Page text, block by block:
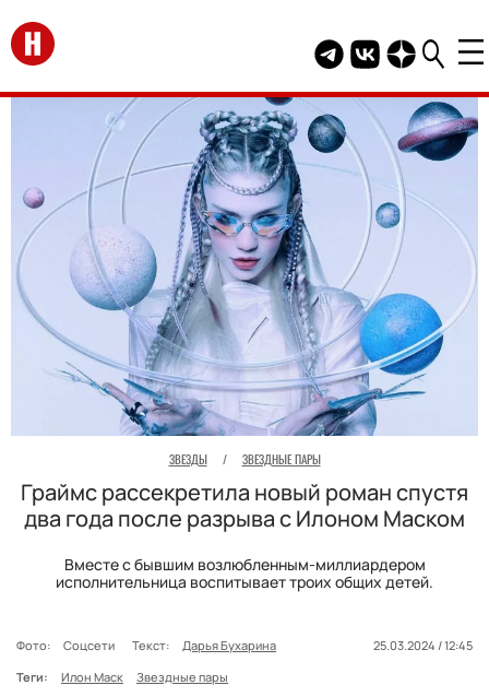
Перейти на главную
Telegram канал
Группа HELLO
Канал
ЗВЕЗДЫ / ЗВЕЗДНЫЕ ПАРЫ
Граймс рассекретила новый роман спустя
два года после разрыва с Илоном Маском
Вместе с бывшим возлюбленным-миллиардером
исполнительница воспитывает троих общих детей.
Фото: Соцсети Текст: Дарья Бухарина
25.03.2024 / 12:45
Теги:
Илон Маск Звездные пары